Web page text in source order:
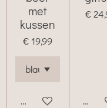
met
kussen
€ 19,99
Bekijk details
€